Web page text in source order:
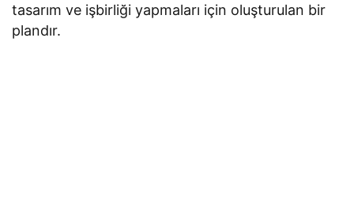
tasarım ve işbirliği yapmaları için oluşturulan bir
plandır.